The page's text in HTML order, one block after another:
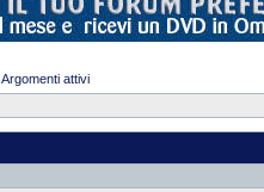
Argomenti attivi